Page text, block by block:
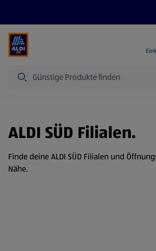
ALDI SÜD Filialen.
Finde deine ALDI SÜD Filialen und
Nähe.